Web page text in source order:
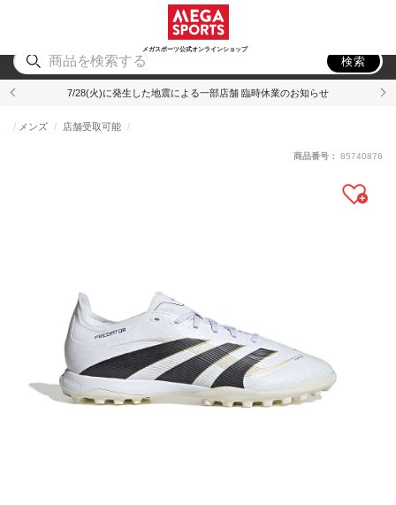
メガスポーツ公式オンラインショップ
アウトドア
検索
7/28(火)に発生した地震による一部店舗 臨時休業のお知らせ
メンズ 店舗受取可能
商品番号： 85740876